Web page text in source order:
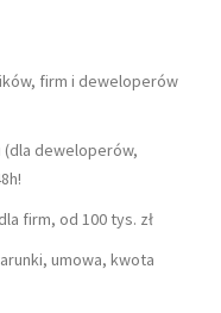
firm i deweloperów
(dla deweloperów,
firm, od 100 tys. zł
umowa, kwota